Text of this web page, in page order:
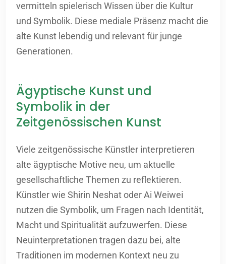
vermitteln spielerisch Wissen über die Kultur
und Symbolik. Diese mediale Präsenz macht die
alte Kunst lebendig und relevant für junge
Generationen.
Ägyptische Kunst und
Symbolik in der
Zeitgenössischen Kunst
Viele zeitgenössische Künstler interpretieren
alte ägyptische Motive neu, um aktuelle
gesellschaftliche Themen zu reflektieren.
Künstler wie Shirin Neshat oder Ai Weiwei
nutzen die Symbolik, um Fragen nach Identität,
Macht und Spiritualität aufzuwerfen. Diese
Neuinterpretationen tragen dazu bei, alte
Traditionen im modernen Kontext neu zu